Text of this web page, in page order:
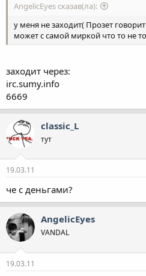
AngelicEyes сказав(ла):
у меня не заходит( Прозет
может с самой миркой что то не
заходит через:
irc.sumy.info
6669
classic_L
тут
19.03.11
че с деньгами?
AngelicEyes
VANDAL
19.03.11